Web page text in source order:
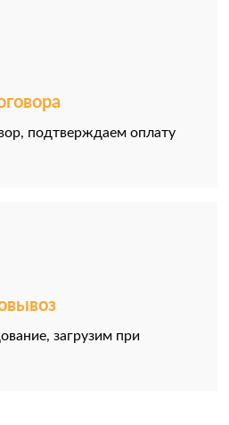
подтверждаем оплату
загрузим при